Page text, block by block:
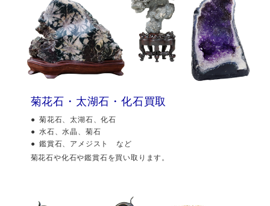
菊花石・太湖石・化石買取
菊花石、太湖石、化石
水石、水晶、菊石
鑑賞石、アメジスト など
菊花石や化石や鑑賞石を買い取ります。